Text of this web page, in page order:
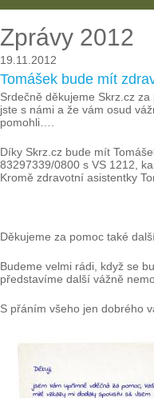
Zprávy 2012
19.11.2012
Tomášek bude mít
Srdečně děkujeme Skrz.cz
jste s námi a že vám osud
pomohli….
Díky Skrz.cz bude mít
83297339/0800 s VS 1212,
Kromě zdravotní asistentky
Děkujeme za pomoc také
Budeme velmi rádi, když se
představíme další vážně
S přáním všeho jen dobrého